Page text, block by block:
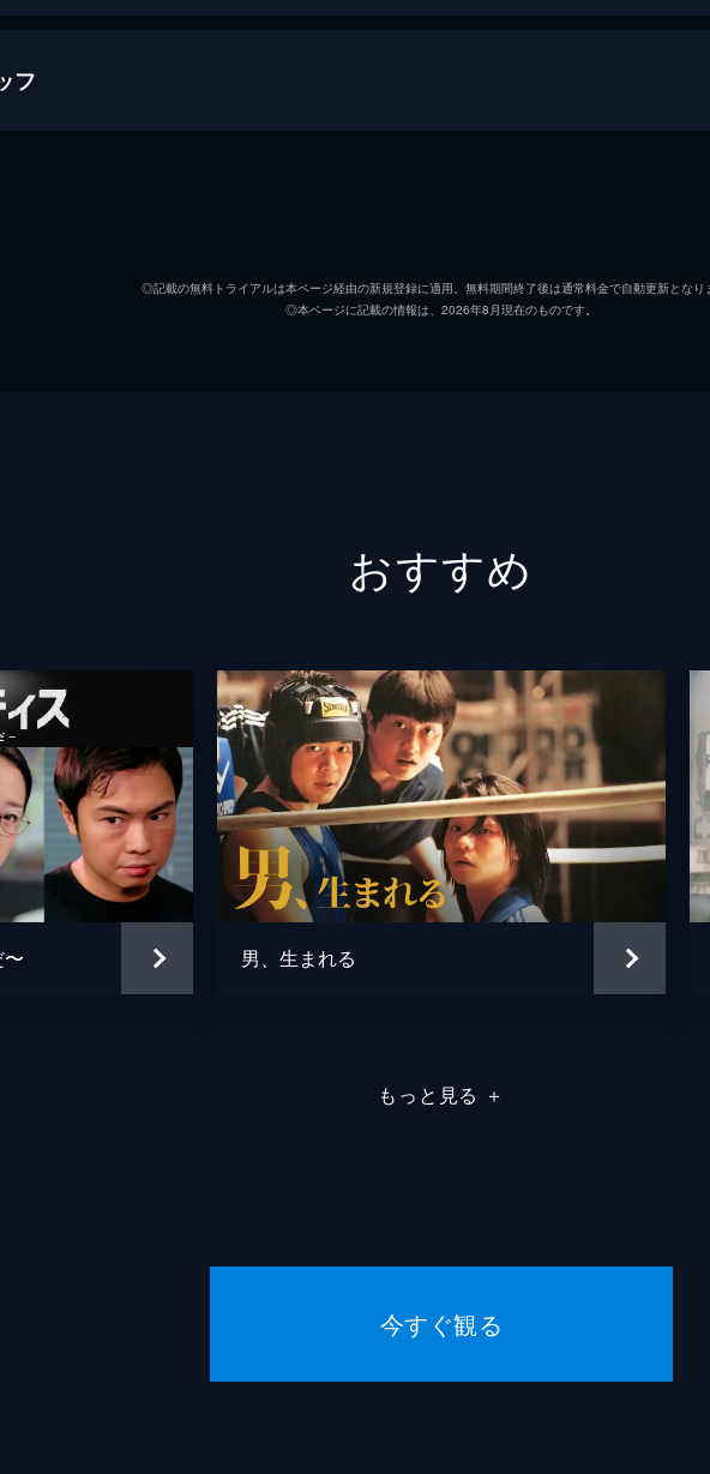
フ
パク・クァンジョン
◎記載の無料トライアルは本ページ経由の新規登録に適用。無料期間終了後は通常料金で自動更新となり
◎本ページに記載の情報は、2026年8月現在のものです。
おすすめ
男、生まれる
もっと見る ＋
今すぐ観る